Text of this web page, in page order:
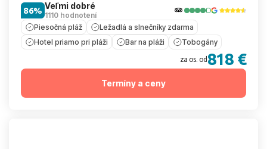
Veľmi dobré
1110 hodnotení
86%
Piesočná pláž
Ležadlá a slnečníky zdarma
Hotel priamo pri pláži
Bar na pláži Tobogány
za os. od 818 €
Termíny a ceny